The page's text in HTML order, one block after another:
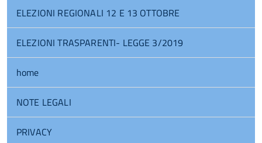
ELEZIONI REGIONALI 12 E 13 OTTOBRE
ELEZIONI TRASPARENTI- LEGGE 3/2019
home
NOTE LEGALI
PRIVACY